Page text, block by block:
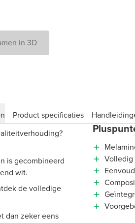
in 3D
Product specificaties
is gecombineerd
wit.
de volledige
dan zeker eens
Volledig